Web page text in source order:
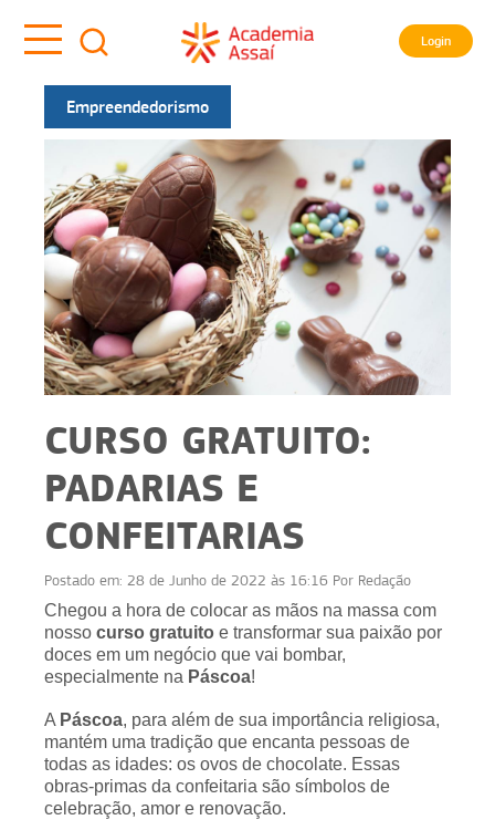
Login
Empreendedorismo
CURSO GRATUITO:
PADARIAS E
CONFEITARIAS
Postado em: 28 de Junho de 2022 às 16:16 Por Redação
Chegou a hora de colocar as mãos na massa com
nosso curso gratuito e transformar sua paixão por
doces em um negócio que vai bombar,
especialmente na Páscoa!
A Páscoa, para além de sua importância religiosa,
mantém uma tradição que encanta pessoas de
todas as idades: os ovos de chocolate. Essas
obras-primas da confeitaria são símbolos de
celebração, amor e renovação.